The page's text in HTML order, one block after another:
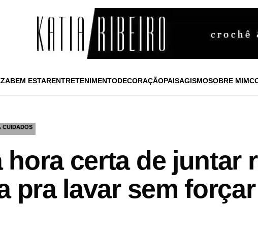
BEM ESTARENTRETENIMENTODECORAÇÃOPAISAGISMOSOBRE MIM
CUIDADOS
hora certa de juntar
pra lavar sem